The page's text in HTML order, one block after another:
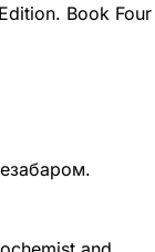
Book Four